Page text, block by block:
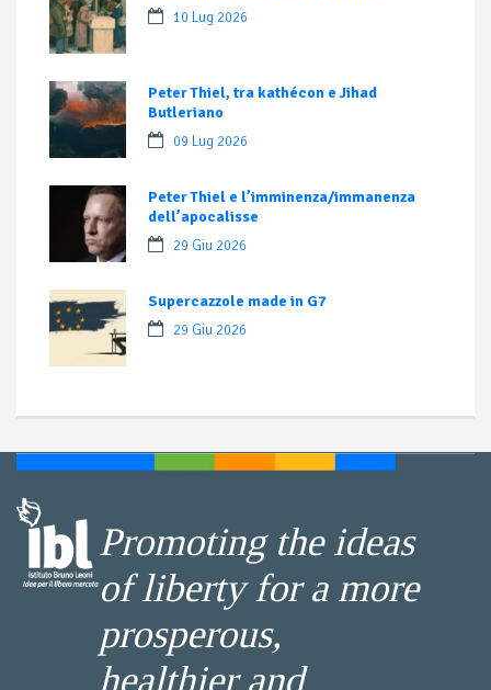
10 Lug 2026
Peter Thiel, tra kathécon e Jihad
Butleriano
09 Lug 2026
Peter Thiel e l’imminenza/immanenza
dell’apocalisse
29 Giu 2026
Supercazzole made in G7
29 Giu 2026
Promoting the ideas
of liberty for a more
prosperous,
healthier and